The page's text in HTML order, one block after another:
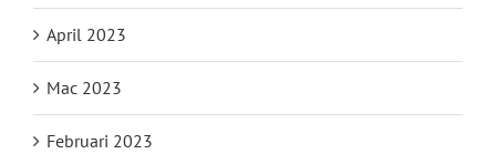
April 2023
Mac 2023
Februari 2023